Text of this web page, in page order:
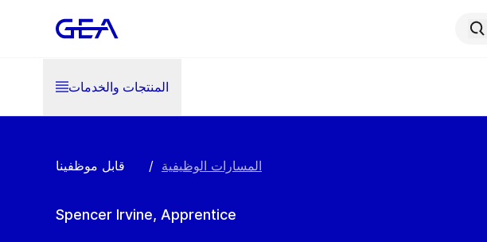
المنتجات والخدمات
المسارات الوظيفية / قابل موظفينا
Spencer Irvine, Apprentice